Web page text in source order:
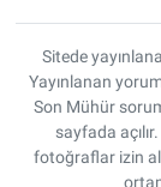
Sitede
Yayınlanan
Son Mühür
sayfada
fotoğraflar izin